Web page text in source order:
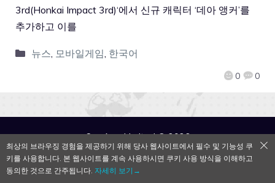
0 0
3rd(Honkai Impact 3rd)‘에서 신규 캐릭터 ‘데아 앵커’를
추가하고 이를
뉴스, 모바일게임, 한국어
QooApp Limited © 2026
최상의 브라우징 경험을 제공하기 위해 당사 웹사이트에서 필수 및 기능성 쿠
키를 사용합니다. 본 웹사이트를 계속 사용하시면 쿠키 사용 방식을 이해하고
동의한 것으로 간주됩니다. 자세히 보기→